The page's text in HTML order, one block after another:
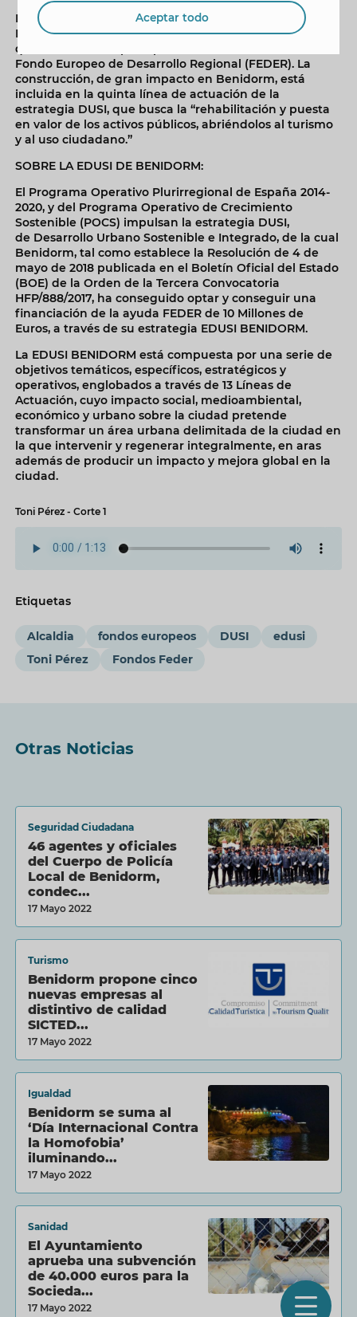
La inversión total para esta gran obra de la estrategia
DUSI de Benidorm asciende a 2.177.500 euros, de los
que la Unión Europea aporta 720.000 euros a través del
Fondo Europeo de Desarrollo Regional (FEDER). La
construcción, de gran impacto en Benidorm, está
incluida en la quinta línea de actuación de la
estrategia DUSI, que busca la “rehabilitación y puesta
en valor de los activos públicos, abriéndolos al turismo
y al uso ciudadano.”
SOBRE LA EDUSI DE BENIDORM:
El Programa Operativo Plurirregional de España 2014-
2020, y del Programa Operativo de Crecimiento
Sostenible (POCS) impulsan la estrategia DUSI,
de Desarrollo Urbano Sostenible e Integrado, de la cual
Benidorm, tal como establece la Resolución de 4 de
mayo de 2018 publicada en el Boletín Oficial del Estado
(BOE) de la Orden de la Tercera Convocatoria
HFP/888/2017, ha conseguido optar y conseguir una
financiación de la ayuda FEDER de 10 Millones de
Euros, a través de su estrategia EDUSI BENIDORM.
La EDUSI BENIDORM está compuesta por una serie de
objetivos temáticos, específicos, estratégicos y
operativos, englobados a través de 13 Líneas de
Actuación, cuyo impacto social, medioambiental,
económico y urbano sobre la ciudad pretende
transformar un área urbana delimitada de la ciudad en
la que intervenir y regenerar integralmente, en aras
además de producir un impacto y mejora global en la
ciudad.
Toni Pérez - Corte 1
Etiquetas
Alcaldia fondos europeos DUSI
edusi
Toni Pérez
Fondos Feder
Otras Noticias
Seguridad Ciudadana
46 agentes y oficiales
del Cuerpo de Policía
Local de Benidorm,
condec...
17 Mayo 2022
Turismo
Benidorm propone cinco
nuevas empresas al
distintivo de calidad
SICTED...
17 Mayo 2022
Igualdad
Benidorm se suma al
‘Día Internacional Contra
la Homofobia’
iluminando...
17 Mayo 2022
Sanidad
El Ayuntamiento
aprueba una subvención
de 40.000 euros para la
Socieda...
17 Mayo 2022
Aceptar todo